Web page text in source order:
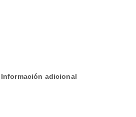
Información adicional